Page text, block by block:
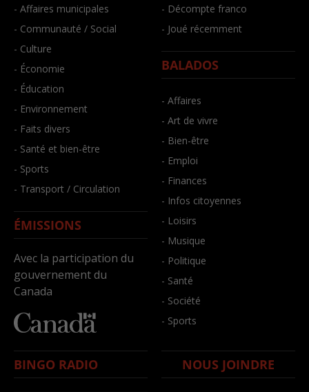
- Affaires municipales
- Communauté / Social
- Culture
- Économie
- Éducation
- Environnement
- Faits divers
- Santé et bien-être
- Sports
- Transport / Circulation
ÉMISSIONS
Avec la participation du
gouvernement du
Canada
- Décompte franco
- Joué récemment
BALADOS
- Affaires
- Art de vivre
- Bien-être
- Emploi
- Finances
- Infos citoyennes
- Loisirs
- Musique
- Politique
- Santé
- Société
- Sports
BINGO RADIO NOUS JOINDRE